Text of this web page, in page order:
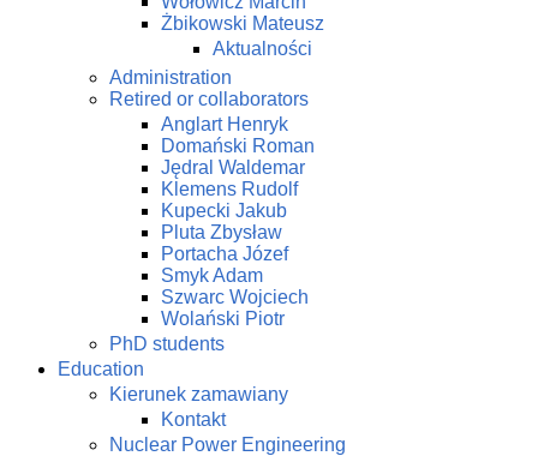
Żbikowski Mateusz
Aktualności
Administration
Retired or collaborators
Anglart Henryk
Domański Roman
Jędral Waldemar
Klemens Rudolf
Kupecki Jakub
Pluta Zbysław
Portacha Józef
Smyk Adam
Szwarc Wojciech
Wolański Piotr
PhD students
Education
Kierunek zamawiany
Kontakt
Nuclear Power Engineering